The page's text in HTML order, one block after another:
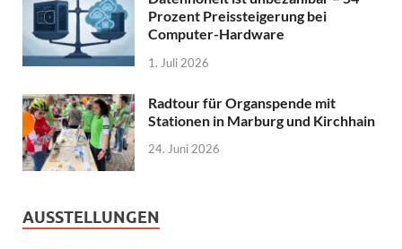
Prozent Preissteigerung bei
Computer-Hardware
1. Juli 2026
Radtour für Organspende mit
Stationen in Marburg und Kirchhain
24. Juni 2026
AUSSTELLUNGEN